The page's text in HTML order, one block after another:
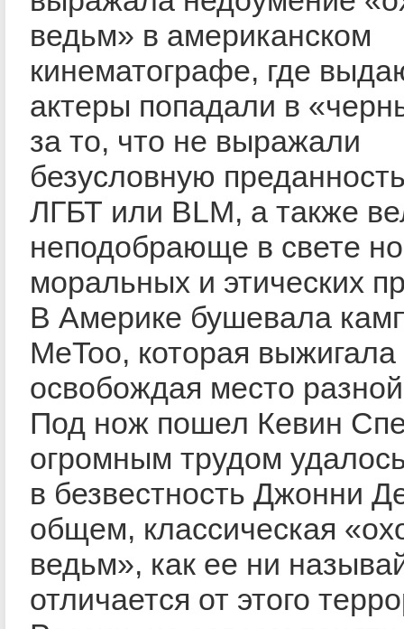
ведьм» в американском
кинематографе, где
актеры попадали в
за то, что не выражали
безусловную
ЛГБТ или BLM, а также
неподобрающе в свете
моральных и этических
В Америке бушевала
MeToo, которая
освобождая место
Под нож пошел Кевин
огромным трудом
в безвестность Джонни
общем, классическая
ведьм», как ее ни
отличается от этого